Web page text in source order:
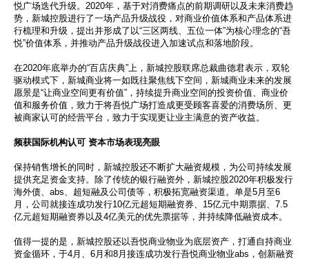
悦广场迭代升级。2020年，基于对消费痛点的前期调研以及未来消费趋
势，新城控股进行了一场产品升级战役，对商业价值体系和产品体系进
行梳理和升级，提出并形成了以“三区两线、五位一体”为核心理念的“吾
悦”价值体系，并推动产品升级战役进入加速试点和落地阶段。
在2020年底举办的“百店庆典”上，新城控股联席总裁曲德君表示，双轮
驱动模式下，新城商业将一如既往聚焦线下空间，新城商业未来的发展
愿景是“让商业空间更有价值”，持续提升商业空间的投资价值、商业价
值和服务价值，致力于将吾悦广场打造成更受顾客喜爱的消费场所、更
被商家认可的经营平台，致力于实现更让业主满意的资产收益。
频获国际机构认可 资本市场表现亮眼
保持销售增长的同时，新城控股还不断扩大融资规模，为公司持续发展
提供充足资金支持。除了传统的银行融资外，新城控股2020年积极发行
海外债、abs、超短融及公司债等，积极拓宽融资渠道。单是5月至6
月，公司就接连成功发行10亿元超短期融资券、15亿元中期票据、7.5
亿元超短期融资券以及4亿美元的优先票据等，并持续降低融资成本。
值得一提的是，新城控股还以吾悦商业物业为底层资产，打通自持商业
资金循环，于4月、6月和8月接连成功发行吾悦商业物业abs，创新融资